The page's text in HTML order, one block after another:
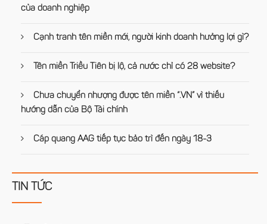
của doanh nghiệp
Cạnh tranh tên miền mới, người kinh doanh hưởng lợi gì?
Tên miền Triều Tiên bị lộ, cả nước chỉ có 28 website?
Chưa chuyển nhượng được tên miền “.VN” vì thiếu
hướng dẫn của Bộ Tài chính
Cáp quang AAG tiếp tục bảo trì đến ngày 18-3
TIN TỨC